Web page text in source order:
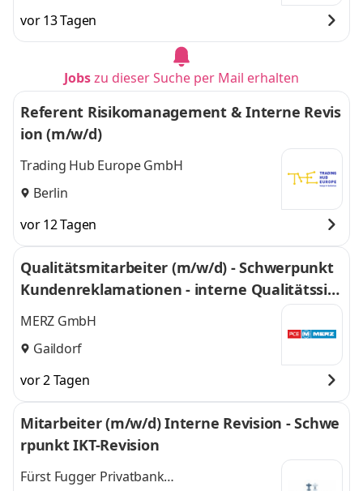
vor 13 Tagen
Jobszu dieser Suche per Mail erhalten
Referent Risikomanagement & Interne Revis
ion (m/w/d)
Trading Hub Europe GmbH
Berlin
vor 12 Tagen
Qualitätsmitarbeiter (m/w/d) - Schwerpunkt
Kundenreklamationen - interne Qualitätssic
herung
MERZ GmbH
Gaildorf
vor 2 Tagen
Mitarbeiter (m/w/d) Interne Revision - Schwe
rpunkt IKT-Revision
Fürst Fugger Privatbank